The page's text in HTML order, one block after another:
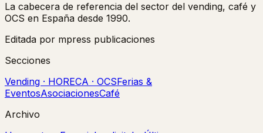
La cabecera de referencia del sector del vending, café y
OCS en España desde 1990.
Editada por mpress publicaciones
Secciones
Vending · HORECA · OCSFerias &
EventosAsociacionesCafé
Archivo